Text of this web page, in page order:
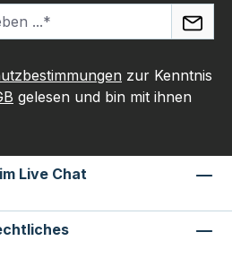
zur Kenntnis
gelesen und bin mit ihnen
Live Chat